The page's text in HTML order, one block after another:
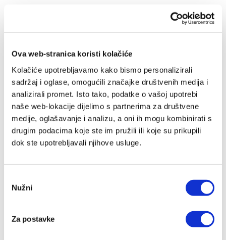
Ova web-stranica koristi kolačiće
Kolačiće upotrebljavamo kako bismo personalizirali
sadržaj i oglase, omogućili značajke društvenih medija i
analizirali promet. Isto tako, podatke o vašoj upotrebi
naše web-lokacije dijelimo s partnerima za društvene
medije, oglašavanje i analizu, a oni ih mogu kombinirati s
drugim podacima koje ste im pružili ili koje su prikupili
dok ste upotrebljavali njihove usluge.
pristanka
Nužni
Za postavke